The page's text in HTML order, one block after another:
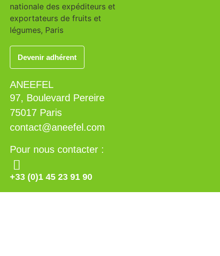
Devenir adhérent
ANEEFEL
97, Boulevard Pereire
75017 Paris
contact@aneefel.com
Pour nous contacter :
+33 (0)1 45 23 91 90